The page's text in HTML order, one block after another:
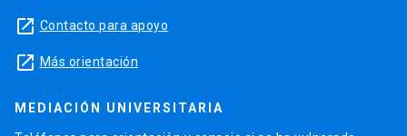
launch Contacto para apoyo
launch Más orientación
MEDIACIÓN UNIVERSITARIA